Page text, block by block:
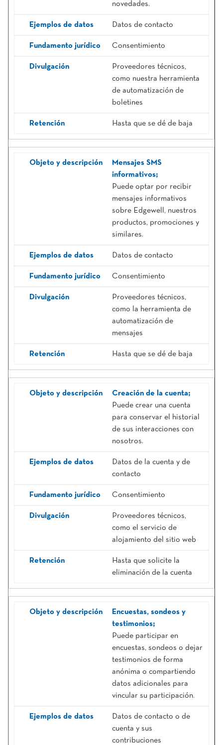
novedades.
Datos de contacto
Consentimiento
Proveedores técnicos,
como nuestra herramienta
de automatización de
boletines
Hasta que se dé de baja
Mensajes SMS
informativos;
Puede optar por recibir
mensajes informativos
sobre Edgewell, nuestros
productos, promociones y
similares.
Datos de contacto
Consentimiento
Proveedores técnicos,
como la herramienta de
automatización de
mensajes
Hasta que se dé de baja
Creación de la cuenta;
Puede crear una cuenta
para conservar el historial
de sus interacciones con
nosotros.
Datos de la cuenta y de
contacto
Consentimiento
Proveedores técnicos,
como el servicio de
alojamiento del sitio web
Hasta que solicite la
eliminación de la cuenta
Encuestas, sondeos y
testimonios;
Puede participar en
encuestas, sondeos o dejar
testimonios de forma
anónima o compartiendo
datos adicionales para
vincular su participación.
Datos de contacto o de
cuenta y sus
contribuciones